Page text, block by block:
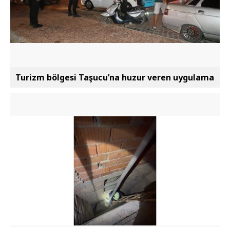
Turizm bölgesi Taşucu’na huzur veren uygulama